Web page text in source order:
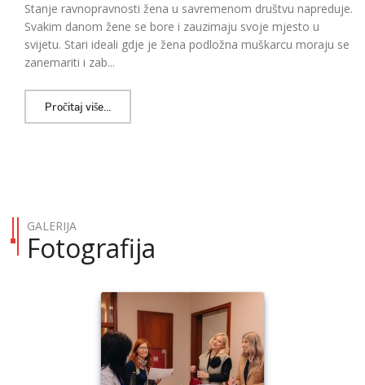
Stanje ravnopravnosti žena u savremenom društvu napreduje.
Svakim danom žene se bore i zauzimaju svoje mjesto u
svijetu. Stari ideali gdje je žena podložna muškarcu moraju se
zanemariti i zab...
Pročitaj više...
GALERIJA
Fotografija